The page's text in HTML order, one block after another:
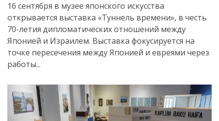
16 сентября в музее японского искусства
открывается выставка «Туннель времени», в честь
70-летия дипломатических отношений между
Японией и Израилем. Выставка фокусируется на
точке пересечения между Японией и евреями через
работы...